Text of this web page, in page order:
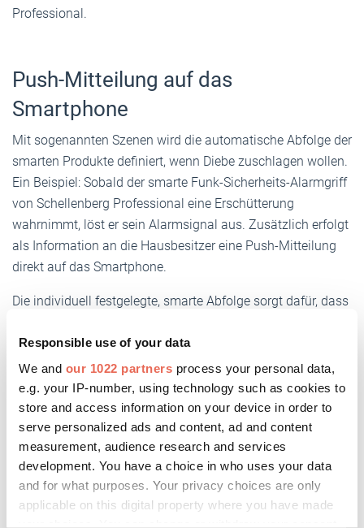
Responsible use of your data
We and our 1022 partners process your personal data,
e.g. your IP-number, using technology such as cookies to
store and access information on your device in order to
serve personalized ads and content, ad and content
measurement, audience research and services
development. You have a choice in who uses your data
and for what purposes. Your privacy choices are only
applicable on this digital property where you have made
Professional.
Push-Mitteilung auf das
Smartphone
Mit sogenannten Szenen wird die automatische Abfolge der
smarten Produkte definiert, wenn Diebe zuschlagen wollen.
Ein Beispiel: Sobald der smarte Funk-Sicherheits-Alarmgriff
von Schellenberg Professional eine Erschütterung
wahrnimmt, löst er sein Alarmsignal aus. Zusätzlich erfolgt
als Information an die Hausbesitzer eine Push-Mitteilung
direkt auf das Smartphone.
Die individuell festgelegte, smarte Abfolge sorgt dafür, dass
sämtliche Rollläden herunterfahren und die integrierte
Funksirene samt Blitzlicht ausgelöst wird. Die smarte
Variante ist damit noch einmal um einiges massiver in der
Abwehr. Doch ob Alarm-Sicherheitsgriff mit oder ohne Funk,
in jedem Fall haben Einbrecher so schlechte Karten.
Weitere Informationen: